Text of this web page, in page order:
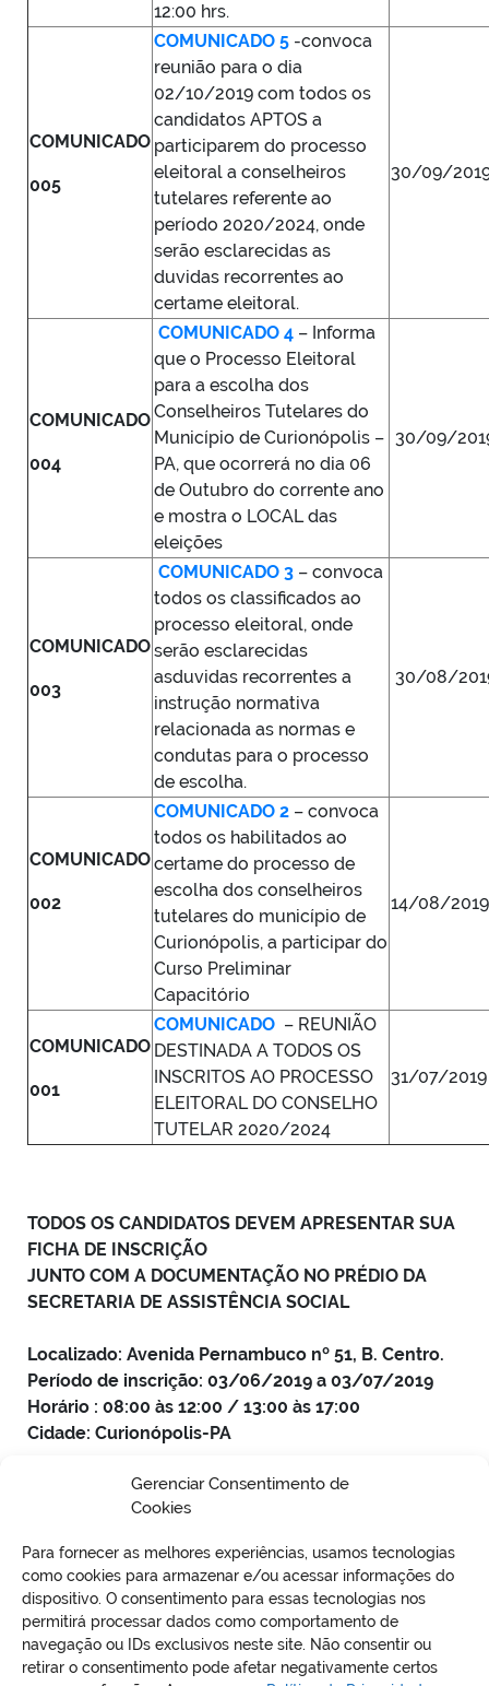
Gerenciar Consentimento de
Cookies
Para fornecer as melhores experiências, usamos tecnologias
como cookies para armazenar e/ou acessar informações do
dispositivo. O consentimento para essas tecnologias nos
permitirá processar dados como comportamento de
navegação ou IDs exclusivos neste site. Não consentir ou
retirar o consentimento pode afetar negativamente certos
12:00 hrs.
COMUNICADO
005
COMUNICADO 5 -convoca
reunião para o dia
02/10/2019 com todos os
candidatos APTOS a
participarem do processo
eleitoral a conselheiros
tutelares referente ao
período 2020/2024, onde
serão esclarecidas as
duvidas recorrentes ao
certame eleitoral.
30/09/
COMUNICADO
004
COMUNICADO 4 – Informa
que o Processo Eleitoral
para a escolha dos
Conselheiros Tutelares do
Município de Curionópolis –
PA, que ocorrerá no dia 06
de Outubro do corrente ano
e mostra o LOCAL das
eleições
30/09/
COMUNICADO
003
COMUNICADO 3 – convoca
todos os classificados ao
processo eleitoral, onde
serão esclarecidas
asduvidas recorrentes a
instrução normativa
relacionada as normas e
condutas para o processo
de escolha.
30/08/
COMUNICADO
002
COMUNICADO 2 – convoca
todos os habilitados ao
certame do processo de
escolha dos conselheiros
tutelares do município de
Curionópolis, a participar do
Curso Preliminar
Capacitório
14/08/
COMUNICADO
001
COMUNICADO – REUNIÃO
DESTINADA A TODOS OS
INSCRITOS AO PROCESSO
ELEITORAL DO CONSELHO
TUTELAR 2020/2024
31/07/2019
TODOS OS CANDIDATOS DEVEM APRESENTAR SUA
FICHA DE INSCRIÇÃO
JUNTO COM A DOCUMENTAÇÃO NO PRÉDIO DA
SECRETARIA DE ASSISTÊNCIA SOCIAL
Localizado: Avenida Pernambuco nº 51, B. Centro.
Período de inscrição: 03/06/2019 a 03/07/2019
Horário : 08:00 às 12:00 / 13:00 às 17:00
Cidade: Curionópolis-PA